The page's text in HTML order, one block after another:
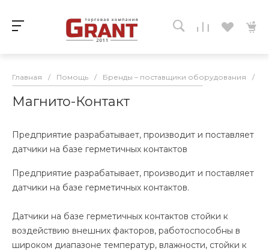
Главная / Помощь / Бренды – поставщики оборудования /
Магнито-Контакт
Предприятие разрабатывает, производит и поставляет
датчики на базе герметичных контактов
Предприятие разрабатывает, производит и поставляет
датчики на базе герметичных контактов.
Датчики на базе герметичных контактов стойки к
воздействию внешних факторов, работоспособны в
широком диапазоне температур, влажности, стойки к